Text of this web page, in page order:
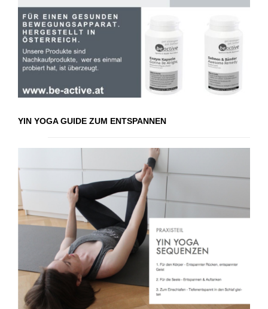
YIN YOGA GUIDE ZUM ENTSPANNEN